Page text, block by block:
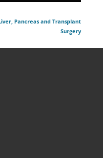
Pancreas and Transplant
Surgery